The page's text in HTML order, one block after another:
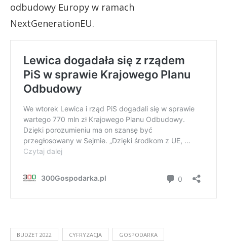
odbudowy Europy w ramach
NextGenerationEU.
BUDŻET 2022 CYFRYZACJA GOSPODARKA